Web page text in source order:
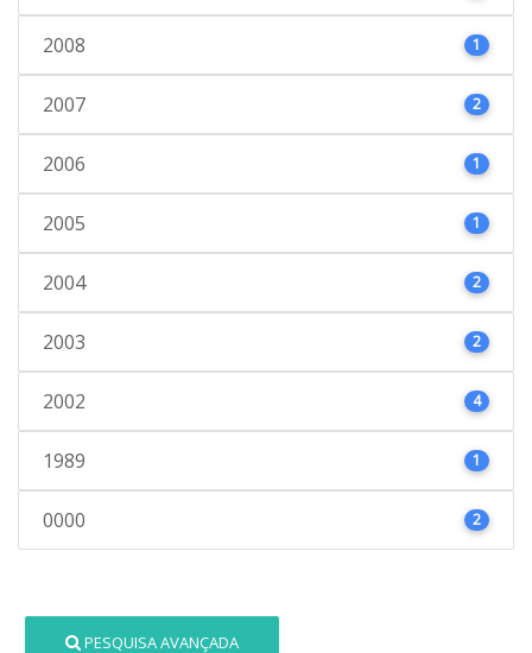
2008 1
2007 2
2006 1
2005 1
2004 2
2003 2
2002 4
1989 1
0000 2
PESQUISA AVANÇADA